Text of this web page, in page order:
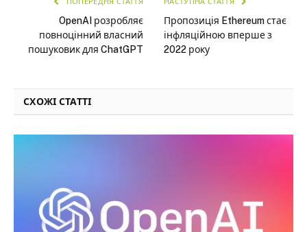
OpenAI розробляє
повноцінний власний
пошуковик для ChatGPT
Пропозиція Ethereum стає
інфляційною вперше з
2022 року
СХОЖІ СТАТТІ